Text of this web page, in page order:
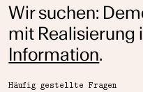
Wir suchen:
mit Realisierung
Information.
Häufig gestellte Fragen